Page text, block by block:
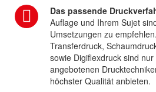
Das passende
Auflage und Ihrem Sujet
Umsetzungen zu
Transferdruck,
sowie Digiflexdruck sind
angebotenen
höchster Qualität anbieten.